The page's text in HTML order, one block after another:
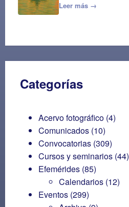
Leer más →
Categorías
Acervo fotográfico (4)
Comunicados (10)
Convocatorias (309)
Cursos y seminarios (44)
Efemérides (85)
Calendarios (12)
Eventos (299)